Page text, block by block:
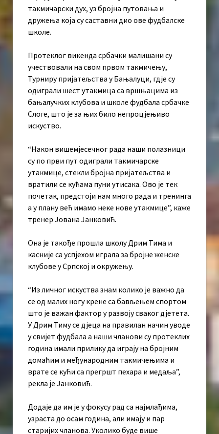
такмичарски дух, уз бројна путовања и
дружења која су саставни дио ове фудбалске
школе.
Протеклог викенда србачки малишани су
учествовали на свом првом такмичењу,
Турниру пријатељства у Бањалуци, гдје су
одиграли шест утакмица са вршњацима из
бањалучких клубова и школе фудбала србачке
Слоге, што је за њих било непроцјењиво
искуство.
“Након вишемјесечног рада наши полазници
су по први пут одиграли такмичарске
утакмице, стекли бројна пријатељства и
вратили се кућама пуни утисака. Ово је тек
почетак, предстоји нам много рада и тренинга
а у плану већ имамо неке нове утакмице”, каже
тренер Јована Јанковић.
Она је такође прошла школу Дрим Тима и
касније са успјехом играла за бројне женске
клубове у Српској и окружењу.
“Из личног искуства знам колико је важно да
се од малих ногу крене са бављењем спортом
што је важан фактор у развоју сваког дјетета.
У Дрим Тиму се дјеца на правилан начин уводе
у свијет фудбала а наши чланови су протеклих
година имали прилику да играју на бројним
домаћим и међународним такмичењима и
врате се кући са прегршт пехара и медаља”,
рекла је Јанковић.
Додаје да им је у фокусу рад са најмлађима,
узраста до осам година, али имају и пар
старијих чланова. Уколико буде више